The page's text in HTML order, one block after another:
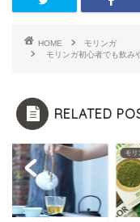
HOME
モリンガ
モリンガ初心者でも飲み
RELATED
モリ